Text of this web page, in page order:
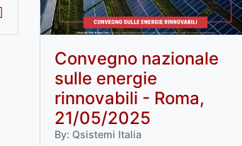
Convegno nazionale
sulle energie
rinnovabili - Roma,
21/05/2025
By: Qsistemi Italia